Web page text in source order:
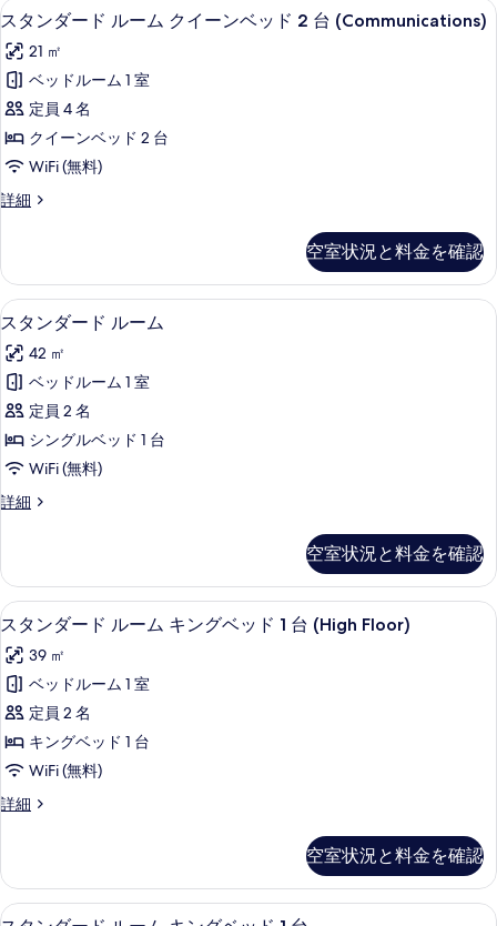
べ
て
の
写
真
を
表
る
詳
細
ー
ン
ベ
ッ
ド
2
台
べ
て
の
写
真
を
表
示
す
ル
ム
ク
イ
ー
ン
ベ
ッ
ド
詳
細
ス
タ
ン
ダ
ー
ド
ー
ク
イ
ー
ン
ベ
ッ
ド
2
台
す
べ
て
の
写
真
を
表
示
る
低刺激性寝具、セーフティボックス
9
スタンダード ルーム クイーンベッド 2 台 (Communications)
21 ㎡
ベッドルーム 1 室
定員 4 名
クイーンベッド 2 台
WiFi (無料)
詳細
ス
ー
ド
ル
ム
ク
イ
ー
ン
ベ
ッ
ド
の
詳
細
空室状況と料金を確認
ス
タ
ン
ダ
ー
ド
ー
の
す
べ
て
の
写
真
を
表
る
スタンダード ルーム | 低刺激性寝具
10
スタンダード ルーム
42 ㎡
ベッドルーム 1 室
定員 2 名
シングルベッド 1 台
WiFi (無料)
詳細
ス
ー
ド
ル
ム
の
詳
細
空室状況と料金を確認
ス
タ
ン
ダ
ー
ド
ー
キ
ン
低刺激性寝具、セーフティボックス
7
スタンダード ルーム キングベッド 1 台 (High Floor)
39 ㎡
ベッドルーム 1 室
定員 2 名
キングベッド 1 台
WiFi (無料)
詳細
ス
ー
ド
空室状況と料金を確認
ス 低刺激性寝具、セーフティボックス